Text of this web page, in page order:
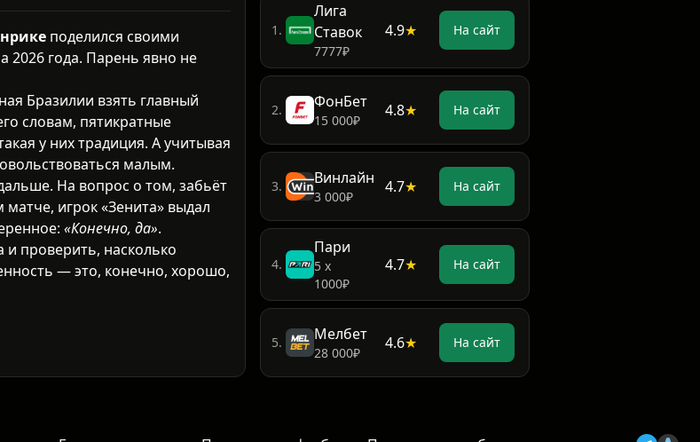
поделился своими
года. Парень явно не
Бразилии взять главный
словам, пятикратные
у них традиция. А учитывая
малым.
На вопрос о том, забьёт
игрок «Зенита» выдал
«Конечно, да».
и проверить, насколько
— это, конечно, хорошо,
1.
Лига
Ставок
7777₽
4.9★ На сайт
2. ФонБет
15 000₽
4.8★ На сайт
3. Винлайн
3 000₽
4.7★ На сайт
4.
Пари
5 х
1000₽
4.7★ На сайт
5. Мелбет
28 000₽
4.6★ На сайт